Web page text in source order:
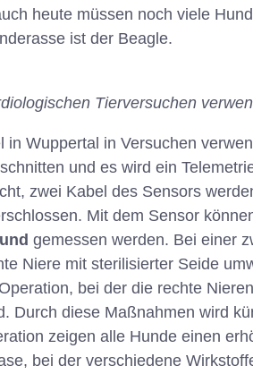
heute müssen noch viele
ist der Beagle.
Tierversuchen
Wuppertal in Versuchen
und es wird ein
zwei Kabel des Sensors
Mit dem Sensor
gemessen werden. Bei einer
Niere mit sterilisierter Seide
bei der die rechte
Durch diese Maßnahmen wird
zeigen alle Hunde einen
bei der verschiedene